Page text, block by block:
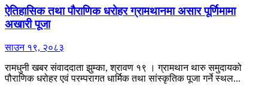
ऐतिहासिक तथा पौराणिक धरोहर ग्रामथानमा असार पूर्णिमामा
अखारी पूजा
साउन १९, २०८३
रामधुनी खबर संवाददाता झुम्का, श्रावण १९ । ग्रामथान थारु समुदायको
पौराणिक धरोहर एवं परम्परागत धार्मिक तथा सांस्कृतिक पूजा गर्ने स्थल...